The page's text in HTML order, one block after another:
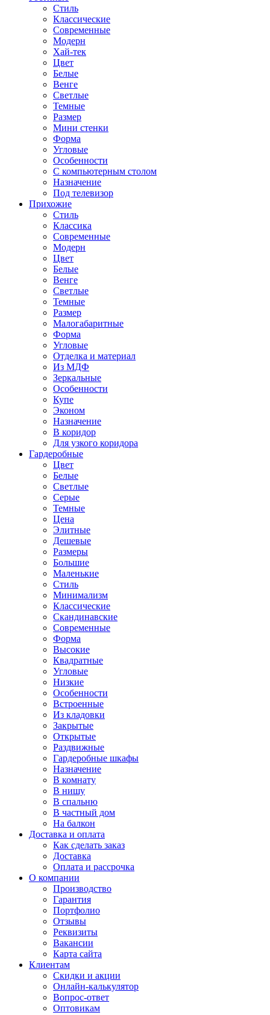
Стиль
Классические
Современные
Модерн
Хай-тек
Цвет
Белые
Венге
Светлые
Темные
Размер
Мини стенки
Форма
Угловые
Особенности
С компьютерным столом
Назначение
Под телевизор
Прихожие
Стиль
Классика
Современные
Модерн
Цвет
Белые
Венге
Светлые
Темные
Размер
Малогабаритные
Форма
Угловые
Отделка и материал
Из МДФ
Зеркальные
Особенности
Купе
Эконом
Назначение
В коридор
Для узкого коридора
Гардеробные
Цвет
Белые
Светлые
Серые
Темные
Цена
Элитные
Дешевые
Размеры
Большие
Маленькие
Стиль
Минимализм
Классические
Скандинавские
Современные
Форма
Высокие
Квадратные
Угловые
Низкие
Особенности
Встроенные
Из кладовки
Закрытые
Открытые
Раздвижные
Гардеробные шкафы
Назначение
В комнату
В нишу
В спальню
В частный дом
На балкон
Доставка и оплата
Как сделать заказ
Доставка
Оплата и рассрочка
О компании
Производство
Гарантия
Портфолио
Отзывы
Реквизиты
Вакансии
Карта сайта
Клиентам
Скидки и акции
Онлайн-калькулятор
Вопрос-ответ
Оптовикам